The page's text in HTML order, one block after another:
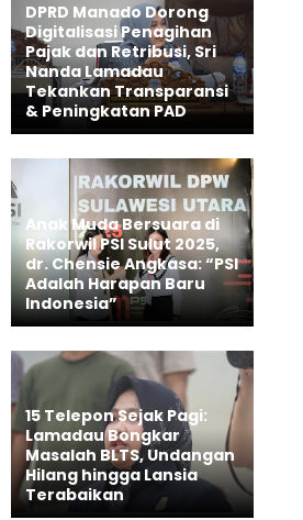
DPRD Manado Dorong
Digitalisasi Penagihan
Pajak dan Retribusi, Sri
Nanda Lamadau
Tekankan Transparansi
& Peningkatan PAD
Anak Muda Bersuara di
Rakorwil PSI Sulut 2025,
dr. Chensie Angkasa: “PSI
Adalah Harapan Baru
Indonesia”
15 Telepon Sejak Pagi:
Lamadau Bongkar
Masalah BLTS, Undangan
Hilang hingga Lansia
Terabaikan